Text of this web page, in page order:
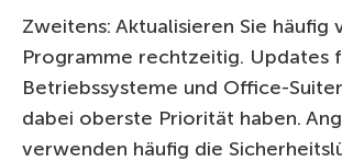
Zweitens: Aktualisieren Sie häufig
Programme rechtzeitig. Updates
Betriebssysteme und Office-
dabei oberste Priorität haben.
verwenden häufig die